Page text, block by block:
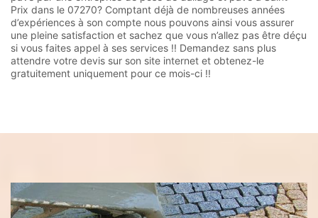
Prix dans le 07270? Comptant déjà de nombreuses années
d’expériences à son compte nous pouvons ainsi vous assurer
une pleine satisfaction et sachez que vous n’allez pas être déçu
si vous faites appel à ses services !! Demandez sans plus
attendre votre devis sur son site internet et obtenez-le
gratuitement uniquement pour ce mois-ci !!